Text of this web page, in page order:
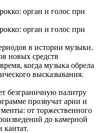
в истории музыки.
новых средств
когда музыка обрела
высказывания.
безграничную палитру
прозвучат арии и
от торжественного
до камерной
кантат.